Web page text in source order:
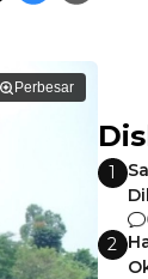
Perbesar
1
2